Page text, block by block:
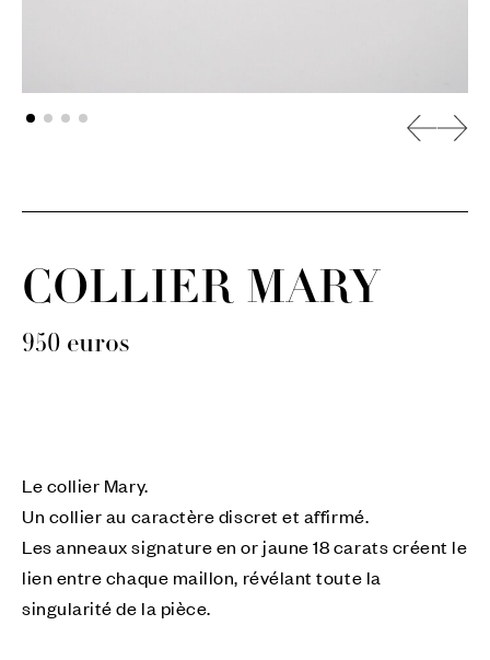
COLLIER MARY
950 euros
Le collier Mary.
Un collier au caractère discret et affirmé.
Les anneaux signature en or jaune 18 carats créent le
lien entre chaque maillon, révélant toute la
singularité de la pièce.